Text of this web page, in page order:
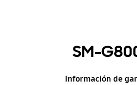
SM-
Información de